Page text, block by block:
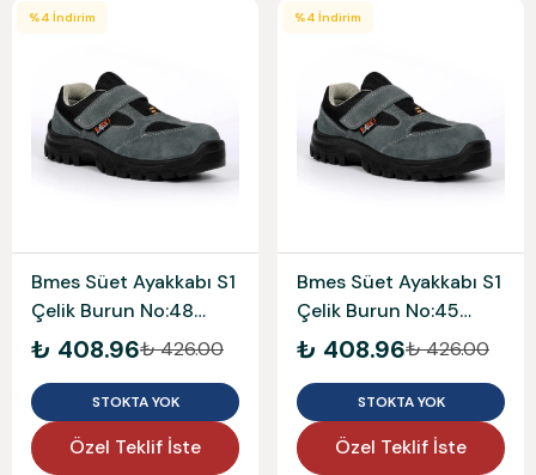
%4 İndirim
Bmes Süet Ayakkabı S1
Çelik Burun No:48
1453
₺ 408.96₺ 426.00
STOKTA YOK
Özel Teklif İste
%4 İndirim
Bmes Süet Ayakkabı S1
Çelik Burun No:45
1453
₺ 408.96₺ 426.00
STOKTA YOK
Özel Teklif İste